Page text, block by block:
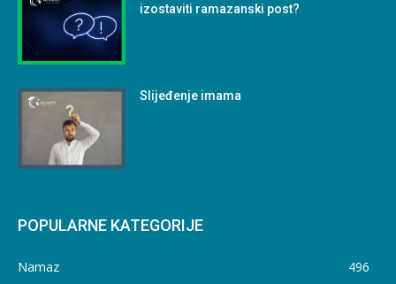
izostaviti ramazanski post?
Slijeđenje imama
POPULARNE KATEGORIJE
Namaz
496